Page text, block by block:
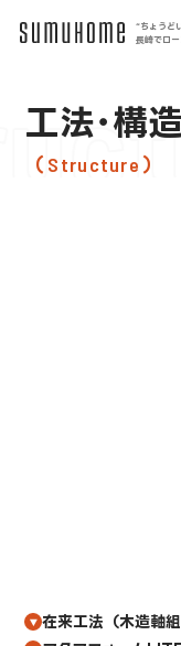
“ちょうど
長崎でロ
工法･構造
Structure
在来工法（木造軸